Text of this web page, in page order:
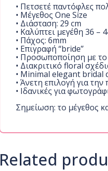
• Πετσετέ παντόφλες
• Μέγεθος One Size
• Διάσταση: 29 cm
• Καλύπτει μεγέθη 36 –
• Πάχος: 6mm
• Επιγραφή “bride”
• Προσωποποίηση με
• Διακριτικό floral
• Minimal elegant bridal
• Άνετη επιλογή για
• Ιδανικές για
Σημείωση: το μέγεθος
Related